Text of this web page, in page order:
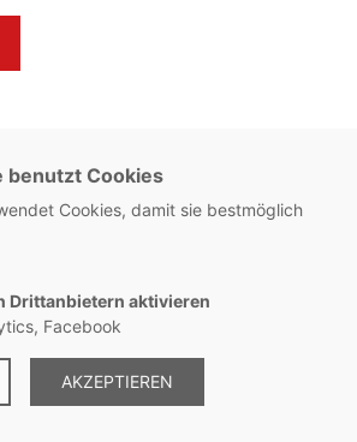
KONTAKT: +49 8563 / 2930
| Hinweisgebersystem
benutzt Cookies
Cookies, damit sie bestmöglich
Drittanbietern aktivieren
Facebook
AKZEPTIEREN